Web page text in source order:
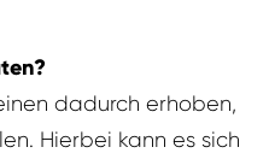
dadurch erhoben,
Hierbei kann es sich